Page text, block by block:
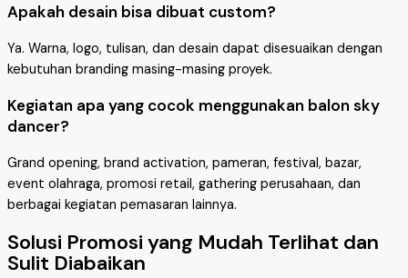
Apakah desain bisa dibuat custom?
Ya. Warna, logo, tulisan, dan desain dapat disesuaikan dengan
kebutuhan branding masing-masing proyek.
Kegiatan apa yang cocok menggunakan balon sky
dancer?
Grand opening, brand activation, pameran, festival, bazar,
event olahraga, promosi retail, gathering perusahaan, dan
berbagai kegiatan pemasaran lainnya.
Solusi Promosi yang Mudah Terlihat dan
Sulit Diabaikan